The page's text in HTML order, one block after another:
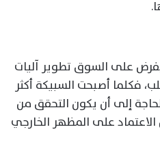
على السوق تطوير آليات
فكلما أصبحت السبيكة أكثر
إلى أن يكون التحقق من
على المظهر الخارجي